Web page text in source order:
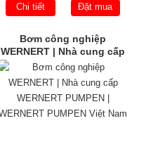
Chi tiết Đặt mua
Bơm công nghiệp
WERNERT | Nhà cung cấp
WERNERT PUMPEN |
WERNERT PUMPEN Việt
Nam